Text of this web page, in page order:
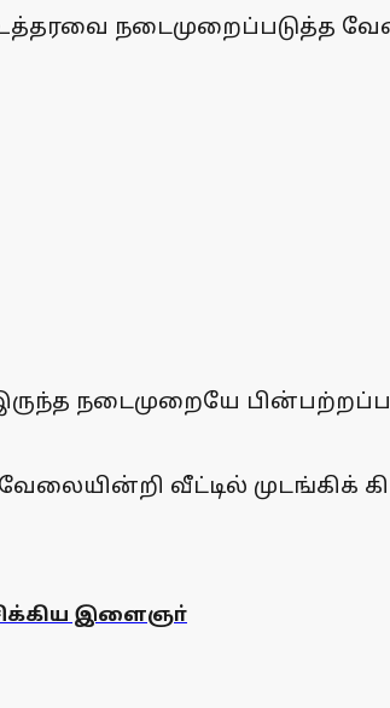
நடைமுறைப்படுத்த
நடைமுறையே
வீட்டில் முடங்கிக்
இளைஞா்